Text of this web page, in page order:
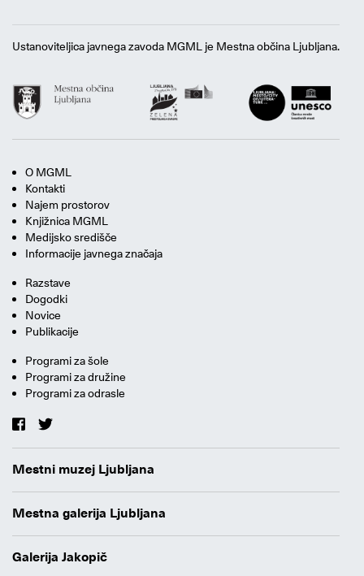
Ustanoviteljica javnega zavoda MGML je Mestna občina Ljubljana.
O MGML
Kontakti
Najem prostorov
Knjižnica MGML
Medijsko središče
Informacije javnega značaja
Razstave
Dogodki
Novice
Publikacije
Programi za šole
Programi za družine
Programi za odrasle
Mestni muzej Ljubljana
Mestna galerija Ljubljana
Galerija Jakopič